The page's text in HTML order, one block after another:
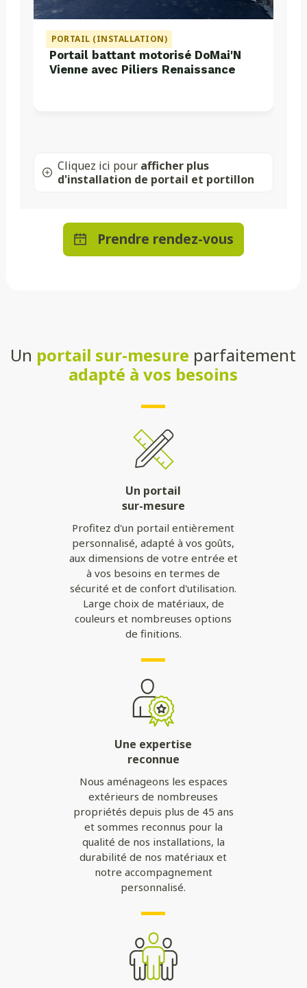
PORTAIL (INSTALLATION)
Portail battant motorisé DoMai'N
Vienne avec Piliers Renaissance
Cliquez ici pour afficher plus
d'installation de portail et portillon
Prendre rendez-vous
Un portail sur-mesure parfaitement
adapté à vos besoins
Un portail
sur-mesure
Profitez d'un portail entièrement
personnalisé, adapté à vos goûts,
aux dimensions de votre entrée et
à vos besoins en termes de
sécurité et de confort d'utilisation.
Large choix de matériaux, de
couleurs et nombreuses options
de finitions.
Une expertise
reconnue
Nous aménageons les espaces
extérieurs de nombreuses
propriétés depuis plus de 45 ans
et sommes reconnus pour la
qualité de nos installations, la
durabilité de nos matériaux et
notre accompagnement
personnalisé.